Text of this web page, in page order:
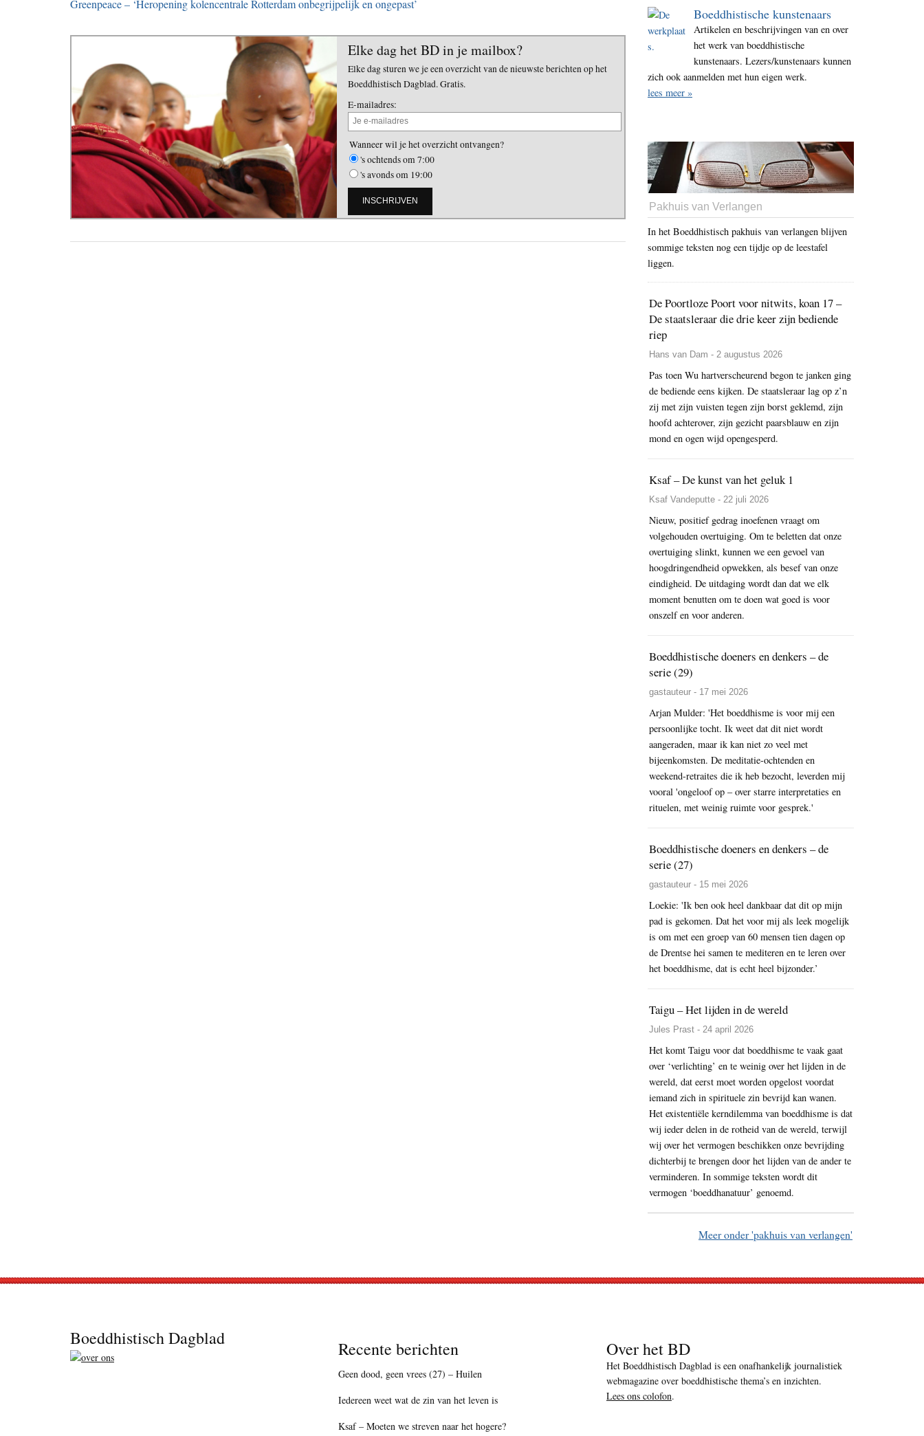
Greenpeace – ‘Heropening kolencentrale Rotterdam onbegrijpelijk en ongepast’
Elke dag het BD in je mailbox?
Elke dag sturen we je een overzicht van de nieuwste berichten op het
Boeddhistisch Dagblad. Gratis.
E-mailadres:
Wanneer wil je het overzicht ontvangen?
's ochtends om 7:00
's avonds om 19:00
Boeddhistische kunstenaars
Artikelen en beschrijvingen van en over
het werk van boeddhistische
kunstenaars. Lezers/kunstenaars kunnen
zich ook aanmelden met hun eigen werk.
lees meer »
Pakhuis van Verlangen
In het Boeddhistisch pakhuis van verlangen blijven
sommige teksten nog een tijdje op de leestafel
liggen.
De Poortloze Poort voor nitwits, koan 17 –
De staatsleraar die drie keer zijn bediende
riep
Hans van Dam - 2 augustus 2026
Pas toen Wu hartverscheurend begon te janken ging
de bediende eens kijken. De staatsleraar lag op z’n
zij met zijn vuisten tegen zijn borst geklemd, zijn
hoofd achterover, zijn gezicht paarsblauw en zijn
mond en ogen wijd opengesperd.
Ksaf – De kunst van het geluk 1
Ksaf Vandeputte - 22 juli 2026
Nieuw, positief gedrag inoefenen vraagt om
volgehouden overtuiging. Om te beletten dat onze
overtuiging slinkt, kunnen we een gevoel van
hoogdringendheid opwekken, als besef van onze
eindigheid. De uitdaging wordt dan dat we elk
moment benutten om te doen wat goed is voor
onszelf en voor anderen.
Boeddhistische doeners en denkers – de
serie (29)
gastauteur - 17 mei 2026
Arjan Mulder: 'Het boeddhisme is voor mij een
persoonlijke tocht. Ik weet dat dit niet wordt
aangeraden, maar ik kan niet zo veel met
bijeenkomsten. De meditatie-ochtenden en
weekend-retraites die ik heb bezocht, leverden mij
vooral 'ongeloof op – over starre interpretaties en
rituelen, met weinig ruimte voor gesprek.'
Boeddhistische doeners en denkers – de
serie (27)
gastauteur - 15 mei 2026
Loekie: 'Ik ben ook heel dankbaar dat dit op mijn
pad is gekomen. Dat het voor mij als leek mogelijk
is om met een groep van 60 mensen tien dagen op
de Drentse hei samen te mediteren en te leren over
het boeddhisme, dat is echt heel bijzonder.’
Taigu – Het lijden in de wereld
Jules Prast - 24 april 2026
Het komt Taigu voor dat boeddhisme te vaak gaat
over ‘verlichting’ en te weinig over het lijden in de
wereld, dat eerst moet worden opgelost voordat
iemand zich in spirituele zin bevrijd kan wanen.
Het existentiële kerndilemma van boeddhisme is dat
wij ieder delen in de rotheid van de wereld, terwijl
wij over het vermogen beschikken onze bevrijding
dichterbij te brengen door het lijden van de ander te
verminderen. In sommige teksten wordt dit
vermogen ‘boeddhanatuur’ genoemd.
Meer onder 'pakhuis van verlangen'
Boeddhistisch Dagblad Recente berichten
Geen dood, geen vrees (27) – Huilen
Iedereen weet wat de zin van het leven is
Ksaf – Moeten we streven naar het hogere?
Over het BD
Het Boeddhistisch Dagblad is een onafhankelijk journalistiek
webmagazine over boeddhistische thema’s en inzichten.
Lees ons colofon.